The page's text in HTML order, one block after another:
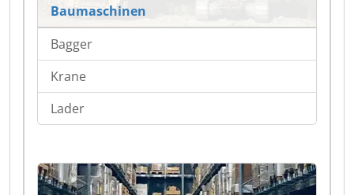
Baumaschinen
Bagger
Krane
Lader